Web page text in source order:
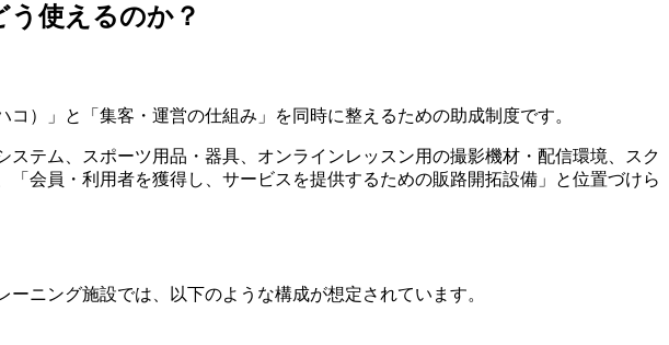
う使えるのか？
）」と「集客・運営の仕組み」を同時に整えるための助成制度です。
テム、スポーツ用品・器具、オンラインレッスン用の撮影機材・配信環境、スク
会員・利用者を獲得し、サービスを提供するための販路開拓設備」と位置づけら
ニング施設では、以下のような構成が想定されています。